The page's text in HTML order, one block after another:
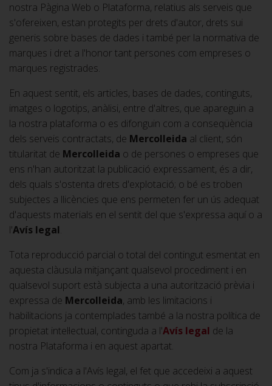
nostra Pàgina Web o Plataforma, relatius als serveis que
s'ofereixen, estan protegits per drets d'autor, drets sui
generis sobre bases de dades i també per la normativa de
marques i dret a l'honor tant persones com empreses o
marques registrades.
En aquest sentit, els articles, bases de dades, continguts,
imatges o logotips, anàlisi, entre d'altres, que apareguin a
la nostra plataforma o es difonguin com a conseqüència
dels serveis contractats, de Mercolleida al client, són
titularitat de Mercolleida o de persones o empreses que
ens n'han autoritzat la publicació expressament, és a dir,
dels quals s'ostenta drets d'explotació; o bé es troben
subjectes a llicències que ens permeten fer un ús adequat
d'aquests materials en el sentit del que s'expressa aquí o a
l'Avís legal.
Tota reproducció parcial o total del contingut esmentat en
aquesta clàusula mitjançant qualsevol procediment i en
qualsevol suport està subjecta a una autorització prèvia i
expressa de Mercolleida, amb les limitacions i
habilitacions ja contemplades també a la nostra política de
propietat intel·lectual, continguda a l'Avís legal de la
nostra Plataforma i en aquest apartat.
Com ja s'indica a l'Avís legal, el fet que accedeixi a aquest